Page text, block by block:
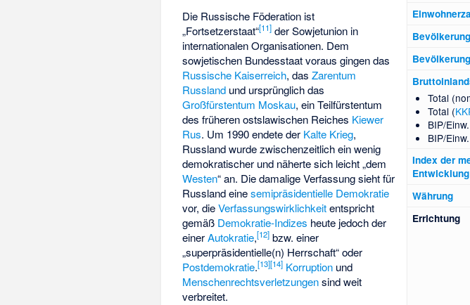
Total
Total (
BIP/
BIP/
Index der
Entwicklung
Währung
Errichtung
Die Russische Föderation ist
„Fortsetzerstaat“[11] der Sowjetunion in
internationalen Organisationen. Dem
sowjetischen Bundesstaat voraus gingen das
Russische Kaiserreich, dasZarentum
Russland und ursprünglich das
Großfürstentum Moskau, ein Teilfürstentum
des früheren ostslawischen Reiches Kiewer
Rus. Um 1990 endete der Kalte Krieg,
Russland wurde zwischenzeitlich ein wenig
demokratischer und näherte sich leicht „dem
Westen“ an. Die damalige Verfassung sieht für
Russland einesemipräsidentielle Demokratie
vor, dieVerfassungswirklichkeitentspricht
gemäß Demokratie-Indizes heute jedoch der
einerAutokratie,[12] bzw. einer
„superpräsidentielle(n) Herrschaft“ oder
Postdemokratie.[13][14] Korruption und
Menschenrechtsverletzungensind weit
verbreitet.